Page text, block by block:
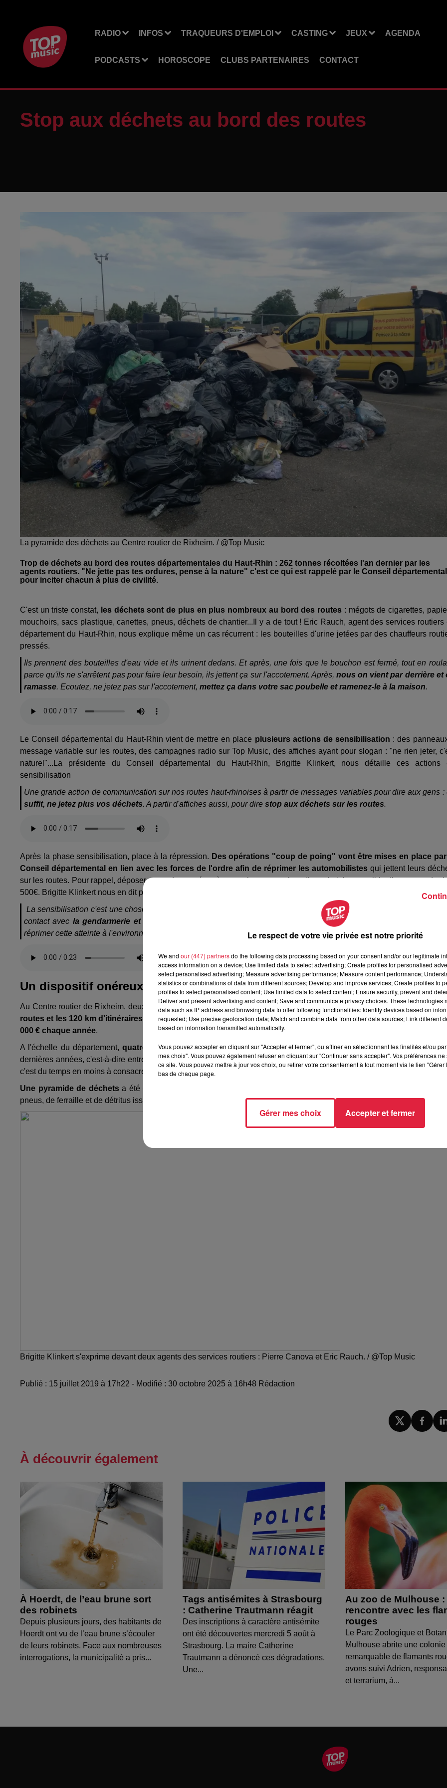
RADIO INFOS TRAQUEURS D'EMPLOI CASTING JEUX AGENDA
PODCASTS HOROSCOPE CLUBS PARTENAIRES CONTACT
Stop aux déchets au bord des routes
La pyramide des déchets au Centre routier de Rixheim. / @Top Music
Trop de déchets au bord des routes départementales du Haut-Rhin : 262 tonnes récoltées l'an dernier par les
agents routiers. "Ne jette pas tes ordures, pense à la nature" c'est ce qui est rappelé par le Conseil départemental
pour inciter chacun à plus de civilité.
C'est un triste constat, les déchets sont de plus en plus nombreux au bord des routes : mégots de cigarettes,
mouchoirs, sacs plastique, canettes, pneus, déchets de chantier...Il y a de tout ! Eric Rauch, agent des services routiers
département du Haut-Rhin, nous explique même un cas récurrent : les bouteilles d'urine jetées par des chauffeurs
pressés.
Ils prennent des bouteilles d'eau vide et ils urinent dedans. Et après, une fois que le bouchon est fermé, tout en
parce qu'ils ne s'arrêtent pas pour faire leur besoin, ils jettent ça sur l'accotement. Après, nous on vient par derrière et
ramasse. Ecoutez, ne jetez pas sur l'accotement, mettez ça dans votre sac poubelle et ramenez-le à la maison.
Le Conseil départemental du Haut-Rhin vient de mettre en place plusieurs actions de sensibilisation : des
message variable sur les routes, des campagnes radio sur Top Music, des affiches ayant pour slogan : "ne rien jeter,
naturel"...La présidente du Conseil départemental du Haut-Rhin, Brigitte Klinkert, nous détaille ces actions
sensibilisation
Une grande action de communication sur nos routes haut-rhinoises à partir de messages variables pour dire aux gens :
suffit, ne jetez plus vos déchets. A partir d'affiches aussi, pour dire stop aux déchets sur les routes.
Après la phase sensibilisation, place à la répression. Des opérations "coup de poing" vont être mises en place
Conseil départemental en lien avec les forces de l'ordre afin de réprimer les automobilistesqui jettent leurs
sur les routes. Pour rappel, déposer ses ordures ménagères sur la route est interdit par la loi et passible d'une amende
500€. Brigitte Klinkert nous en dit plus sur ces actions de répression :
La sensibilisation c'est une chose mais si cela ne suffit pas, il va falloir passer à
la phase répression
contact avec la gendarmerie et les brigades vertes des opérations "coup de poing"
réprimer cette atteinte à l'environnement au bord des routes pardes amendes .
Un dispositif onéreux pour ramasser les déchets
Au Centre routier de Rixheim, deux agents patrouillent trois jours par semaine et ramassent les déchets sur
les 380 km
routes et les 120 km d'itinéraires cyclables. Ce ramassage de déchets constitue un véritable coût pour la collectivité :
000 € chaque année.
A l'échelle du département,quatre équivalents temps plein sont mobilisés sur le ramassage des détritusces
dernières années, c'est-à-dire entre
4 700 et 5 250 heures par an. Toutes ces heures dédiées au ramassage des
c'est du temps en moins à consacrer aux autres tâches : l'entretien des routes, le fauchage ou la sécurisation du réseau.
Une pyramide de déchetsa été construite par les agents routiers pour dénoncer ce phénomène. Elle est composée
pneus, de ferraille et de détritus issus des poubelles du Tour de France.
Brigitte Klinkert s'exprime devant deux agents des services routiers : Pierre Canova et Eric Rauch. / @Top Music
Publié : 15 juillet 2019 à 17h22 - Modifié : 30 octobre 2025 à 16h48 Rédaction
À découvrir également
À Hoerdt, de l’eau brune sort
des robinets
Depuis plusieurs jours, des habitants de
Hoerdt ont vu de l’eau brune s’écouler
de leurs robinets. Face aux nombreuses
interrogations, la municipalité a pris...
Tags antisémites à Strasbourg
: Catherine Trautmann réagit
Des inscriptions à caractère antisémite
ont été découvertes mercredi 5 août à
Strasbourg. La maire Catherine
Trautmann a dénoncé ces dégradations.
Une...
Au zoo de Mulhouse :
rencontre avec les
rouges
Le Parc Zoologique et
Mulhouse abrite une colonie
remarquable de flamants
avons suivi Adrien,
et terrarium, à...
Le respect de votre vie privée est notre priorité
We and our (447) partnersdo the following data processing based on your consent and/or our legitimate
access information on a device; Use limited data to select advertising; Create profiles for personalised
select personalised advertising; Measure advertising performance; Measure content performance;
statistics or combinations of data from different sources; Develop and improve services; Create profiles to
profiles to select personalised content; Use limited data to select content; Ensure security, prevent and
Deliver and present advertising and content; Save and communicate privacy choices. These technologies
data such as IP address and browsing data to offer following functionalities: Identify devices based on
requested; Use precise geolocation data; Match and combine data from other data sources; Link different
based on information transmitted automatically.
Vous pouvez accepter en cliquant sur "Accepter et fermer", ou affiner en sélectionnant les finalités et/ou
mes choix". Vous pouvez également refuser en cliquant sur "Continuer sans accepter". Vos préférences
ce site. Vous pouvez mettre à jour vos choix, ou retirer votre consentement à tout moment via le lien
bas de chaque page.
Gérer mes choix Accepter et fermer